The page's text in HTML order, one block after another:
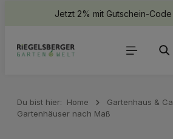
springenJetzt 2% mit Gutschein-Code
Du bist hier: Home
Gartenhaus &
Gartenhäuser nach Maß